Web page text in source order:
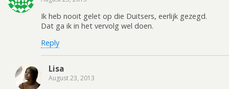
Ik heb nooit gelet op die Duitsers, eerlijk gezegd.
Dat ga ik in het vervolg wel doen.
Reply
Lisa
August 23, 2013